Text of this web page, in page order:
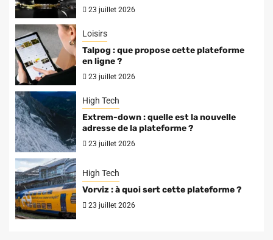
23 juillet 2026
Loisirs
Talpog : que propose cette plateforme
en ligne ?
23 juillet 2026
High Tech
Extrem-down : quelle est la nouvelle
adresse de la plateforme ?
23 juillet 2026
High Tech
Vorviz : à quoi sert cette plateforme ?
23 juillet 2026